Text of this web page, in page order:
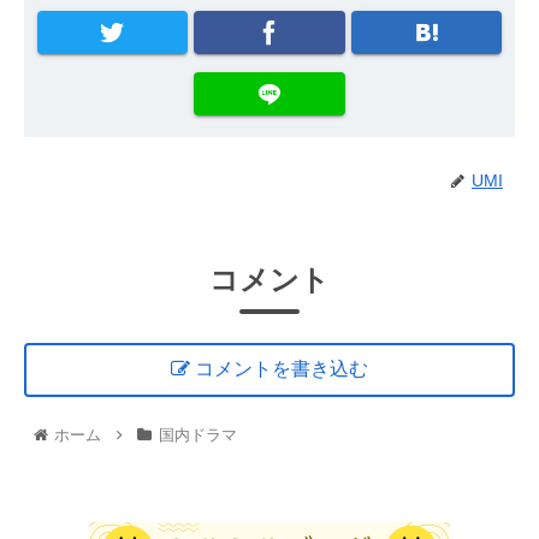
UMI
コメント
コメントを書き込む
ホーム 国内ドラマ